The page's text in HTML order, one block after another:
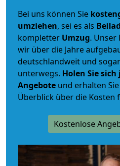
Bei uns können Sie
umziehen, sei es als
kompletter Umzug. Unser
wir über die Jahre
deutschlandweit und
unterwegs. Holen Sie
Angebote und erhalten
Überblick über die Kosten
Kostenlose